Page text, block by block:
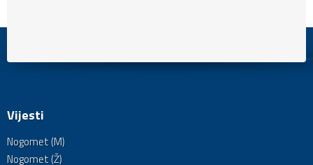
Vijesti
Nogomet (M)
Nogomet (Ž)